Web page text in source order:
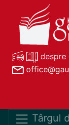
despre
Târgul